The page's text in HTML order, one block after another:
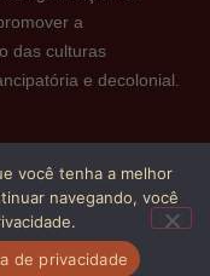
a
das culturas
e decolonial.
você tenha a melhor
navegando, você
de privacidade